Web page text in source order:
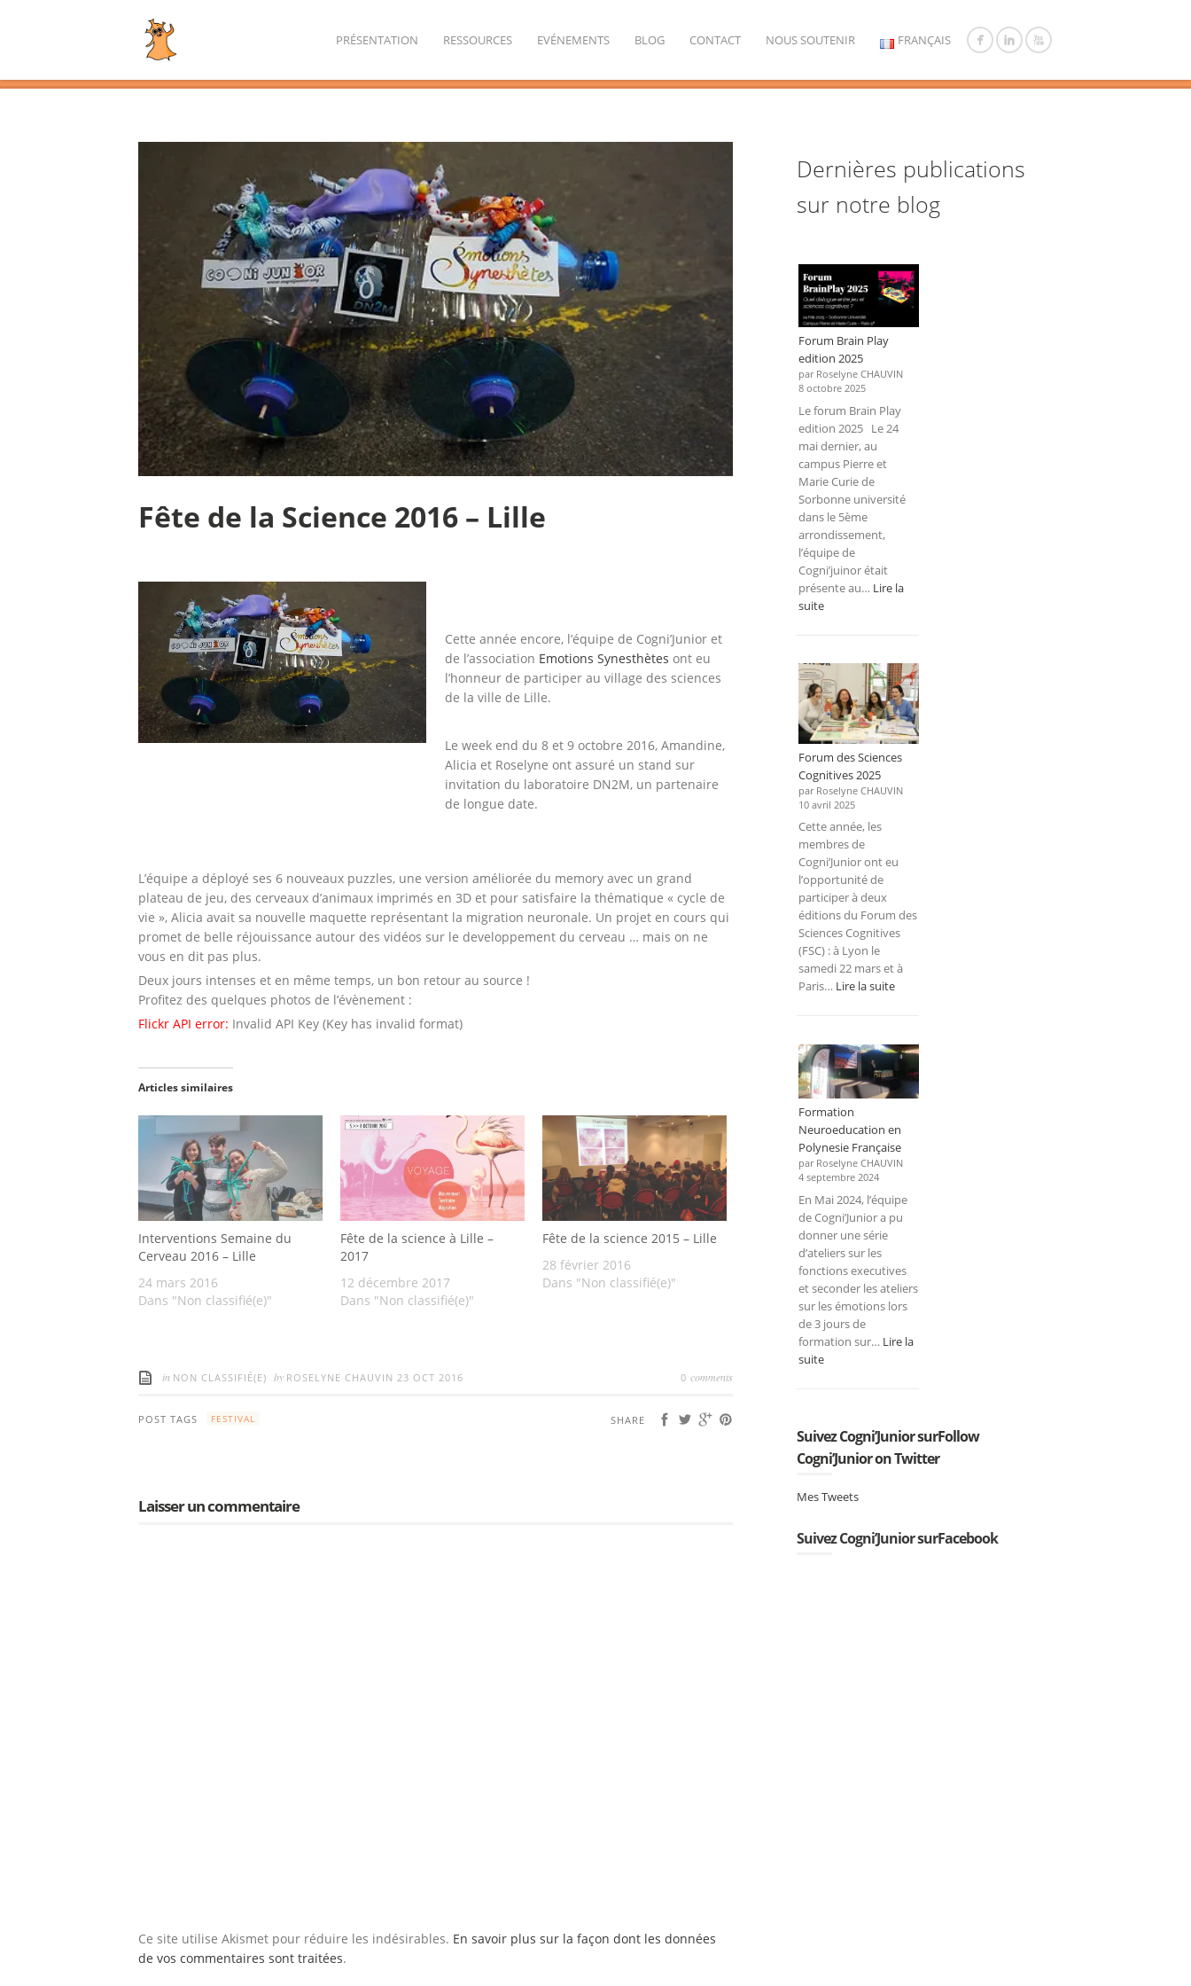
PRÉSENTATION RESSOURCES EVÉNEMENTS BLOG CONTACT NOUS SOUTENIR FRANÇAIS
Fête de la Science 2016 – Lille
Cette année encore, l’équipe de Cogni’Junior et
de l’association Emotions Synesthètes ont eu
l’honneur de participer au village des sciences
de la ville de Lille.
Le week end du 8 et 9 octobre 2016, Amandine,
Alicia et Roselyne ont assuré un stand sur
invitation du laboratoire DN2M, un partenaire
de longue date.
L’équipe a déployé ses 6 nouveaux puzzles, une version améliorée du memory avec un grand
plateau de jeu, des cerveaux d’animaux imprimés en 3D et pour satisfaire la thématique « cycle de
vie », Alicia avait sa nouvelle maquette représentant la migration neuronale. Un projet en cours qui
promet de belle réjouissance autour des vidéos sur le developpement du cerveau … mais on ne
vous en dit pas plus.
Deux jours intenses et en même temps, un bon retour au source !
Profitez des quelques photos de l’évènement :
Flickr API error: Invalid API Key (Key has invalid format)
Articles similaires
Interventions Semaine du
Cerveau 2016 – Lille
24 mars 2016
Dans "Non classifié(e)"
Fête de la science à Lille –
2017
12 décembre 2017
Dans "Non classifié(e)"
Fête de la science 2015 – Lille
28 février 2016
Dans "Non classifié(e)"
in NON CLASSIFIÉ(E) by ROSELYNE CHAUVIN 23 OCT 2016 0 comments
SHARE
POST TAGS FESTIVAL
Laisser un commentaire
Ce site utilise Akismet pour réduire les indésirables. En savoir plus sur la façon dont les données
de vos commentaires sont traitées.
Dernières publications
sur notre blog
Forum Brain Play
edition 2025
par Roselyne CHAUVIN
8 octobre 2025
Le forum Brain Play
edition 2025 Le 24
mai dernier, au
campus Pierre et
Marie Curie de
Sorbonne université
dans le 5ème
arrondissement,
l’équipe de
Cogni’juinor était
présente au… Lire la
suite:
edition
2025
Forum des Sciences
Cognitives 2025
par Roselyne CHAUVIN
10 avril 2025
Cette année, les
membres de
Cogni’Junior ont eu
l’opportunité de
participer à deux
éditions du Forum des
Sciences Cognitives
(FSC) : à Lyon le
samedi 22 mars et à
Paris… Lire la suite:
Cognitives
2025
Formation
Neuroeducation en
Polynesie Française
par Roselyne CHAUVIN
4 septembre 2024
En Mai 2024, l’équipe
de Cogni’Junior a pu
donner une série
d’ateliers sur les
fonctions executives
et seconder les ateliers
sur les émotions lors
de 3 jours de
formation sur… Lire la
suite:
Polynesie
Française
Suivez Cogni’Junior surFollow
Cogni’Junior on Twitter
Mes Tweets
Suivez Cogni’Junior surFacebook